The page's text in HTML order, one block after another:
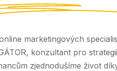
marketingových
konzultant pro
zjednodušíme život